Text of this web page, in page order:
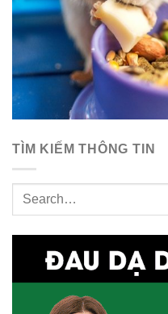
TÌM KIẾM THÔNG TIN